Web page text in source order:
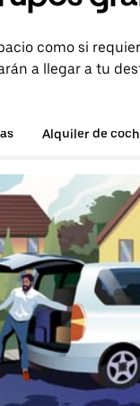
como si
a llegar a tu
Alquiler de